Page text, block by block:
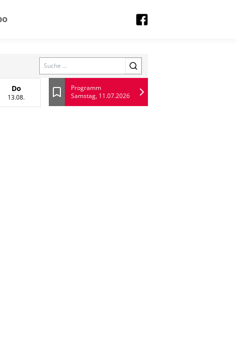
Search
August
Donnerstag, 13 August
Do
13.08. Lesezeichen
Programm
Samstag, 11.07.2026